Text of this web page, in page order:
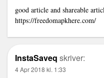
good article and shareable
https://freedomapkhere.com/
InstaSaveq skriver:
4 Apr 2018 kl. 1:33